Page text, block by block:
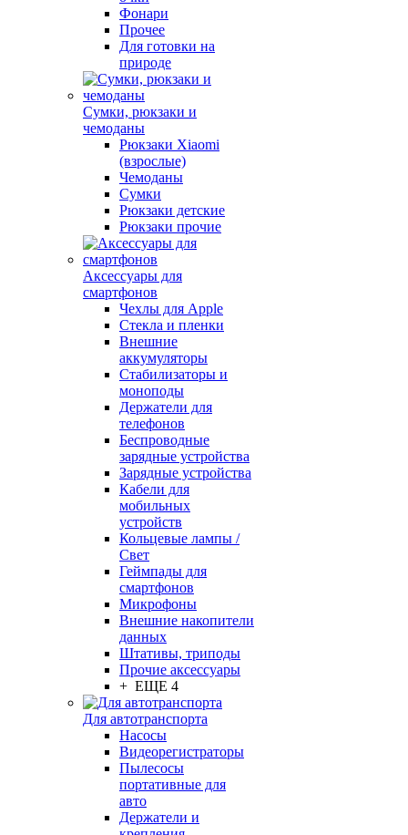
Фонари
Прочее
Для готовки на
природе
Сумки, рюкзаки и
чемоданы
Рюкзаки Xiaomi
(взрослые)
Чемоданы
Сумки
Рюкзаки детские
Рюкзаки прочие
Аксессуары для
смартфонов
Чехлы для Apple
Стекла и пленки
Внешние
аккумуляторы
Стабилизаторы и
моноподы
Держатели для
телефонов
Беспроводные
зарядные устройства
Зарядные устройства
Кабели для
мобильных
устройств
Кольцевые лампы /
Свет
Геймпады для
смартфонов
Микрофоны
Внешние накопители
данных
Штативы, триподы
Прочие аксессуары
+ ЕЩЕ 4
Для автотранспорта
Насосы
Видеорегистраторы
Пылесосы
портативные для
авто
Держатели и